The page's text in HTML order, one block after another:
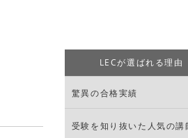
LECが選ばれる理由
驚異の合格実績
受験を知り抜いた人気の講